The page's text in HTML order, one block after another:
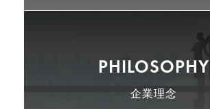
沿革
PHILOSOPHY
企業理念